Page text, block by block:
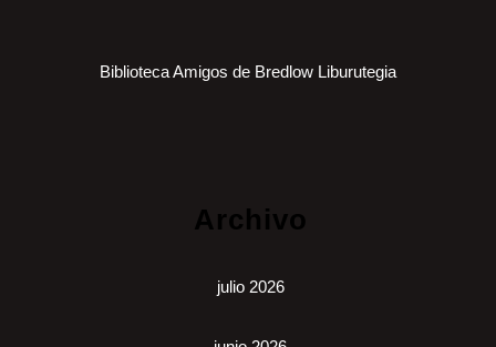
Biblioteca Amigos de Bredlow Liburutegia
Archivo
julio 2026